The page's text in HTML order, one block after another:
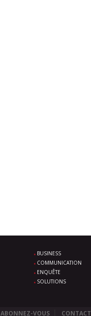
BUSINESS
COMMUNICATION
ENQUÊTE
SOLUTIONS
ABONNEZ-VOUS CONTACT